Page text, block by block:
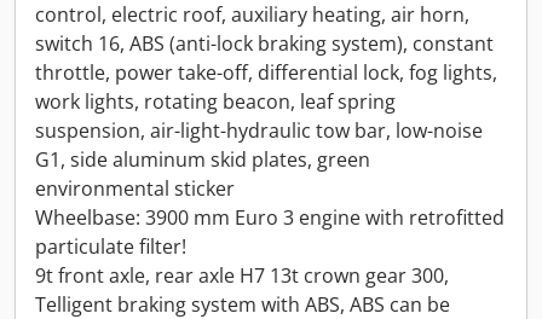
control, electric roof, auxiliary heating, air horn,
switch 16, ABS (anti-lock braking system), constant
throttle, power take-off, differential lock, fog lights,
work lights, rotating beacon, leaf spring
suspension, air-light-hydraulic tow bar, low-noise
G1, side aluminum skid plates, green
environmental sticker
Wheelbase: 3900 mm Euro 3 engine with retrofitted
particulate filter!
9t front axle, rear axle H7 13t crown gear 300,
Telligent braking system with ABS, ABS can be